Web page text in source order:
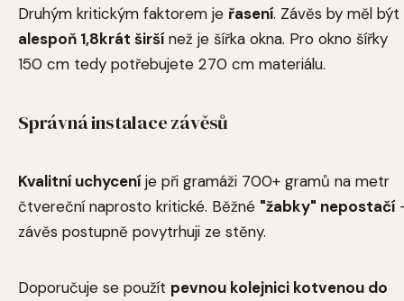
Druhým kritickým faktorem je řasení. Závěs by měl být
alespoň 1,8krát širší než je šířka okna. Pro okno šířky
150 cm tedy potřebujete 270 cm materiálu.
Správná instalace závěsů
Kvalitní uchycení je při gramáži 700+ gramů na metr
čtvereční naprosto kritické. Běžné "žabky" nepostačí
závěs postupně povytrhuji ze stěny.
Doporučuje se použít pevnou kolejnici kotvenou do